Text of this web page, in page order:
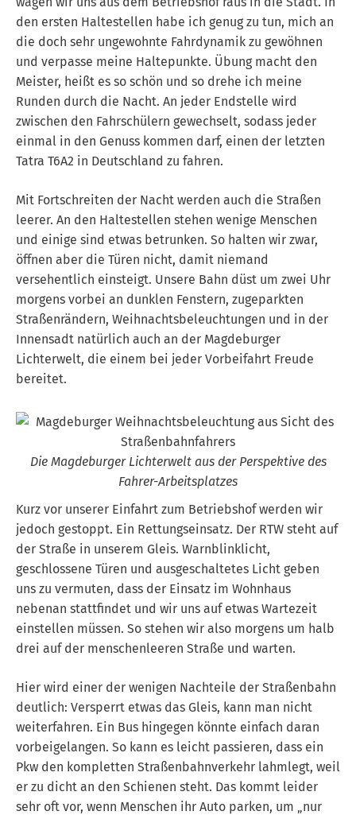
den ersten Haltestellen habe ich genug zu tun, mich an
die doch sehr ungewohnte Fahrdynamik zu gewöhnen
und verpasse meine Haltepunkte. Übung macht den
Meister, heißt es so schön und so drehe ich meine
Runden durch die Nacht. An jeder Endstelle wird
zwischen den Fahrschülern gewechselt, sodass jeder
einmal in den Genuss kommen darf, einen der letzten
Tatra T6A2 in Deutschland zu fahren.
Mit Fortschreiten der Nacht werden auch die Straßen
leerer. An den Haltestellen stehen wenige Menschen
und einige sind etwas betrunken. So halten wir zwar,
öffnen aber die Türen nicht, damit niemand
versehentlich einsteigt. Unsere Bahn düst um zwei Uhr
morgens vorbei an dunklen Fenstern, zugeparkten
Straßenrändern, Weihnachtsbeleuchtungen und in der
Innensadt natürlich auch an der Magdeburger
Lichterwelt, die einem bei jeder Vorbeifahrt Freude
bereitet.
Die Magdeburger Lichterwelt aus der Perspektive des
Fahrer-Arbeitsplatzes
Kurz vor unserer Einfahrt zum Betriebshof werden wir
jedoch gestoppt. Ein Rettungseinsatz. Der RTW steht auf
der Straße in unserem Gleis. Warnblinklicht,
geschlossene Türen und ausgeschaltetes Licht geben
uns zu vermuten, dass der Einsatz im Wohnhaus
nebenan stattfindet und wir uns auf etwas Wartezeit
einstellen müssen. So stehen wir also morgens um halb
drei auf der menschenleeren Straße und warten.
Hier wird einer der wenigen Nachteile der Straßenbahn
deutlich: Versperrt etwas das Gleis, kann man nicht
weiterfahren. Ein Bus hingegen könnte einfach daran
vorbeigelangen. So kann es leicht passieren, dass ein
Pkw den kompletten Straßenbahnverkehr lahmlegt, weil
er zu dicht an den Schienen steht. Das kommt leider
sehr oft vor, wenn Menschen ihr Auto parken, um „nur